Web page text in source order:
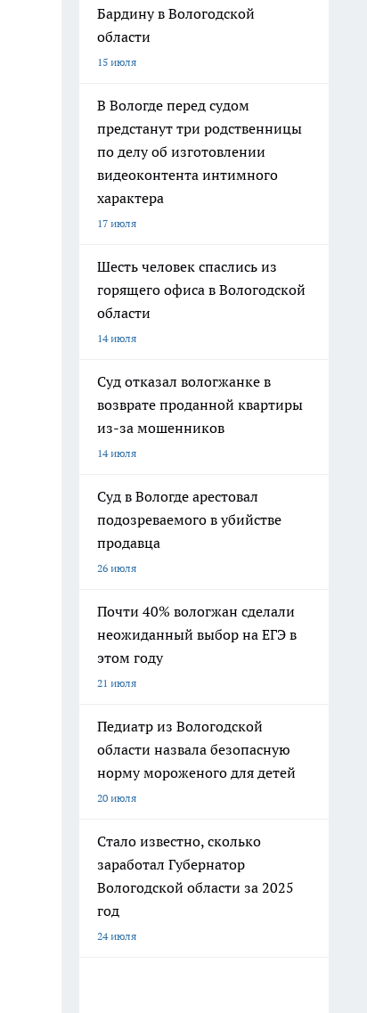
Бардину в Вологодской
области
15 июля
В Вологде перед судом
предстанут три родственницы
по делу об изготовлении
видеоконтента интимного
характера
17 июля
Шесть человек спаслись из
горящего офиса в Вологодской
области
14 июля
Суд отказал вологжанке в
возврате проданной квартиры
из-за мошенников
14 июля
Суд в Вологде арестовал
подозреваемого в убийстве
продавца
26 июля
Почти 40% вологжан сделали
неожиданный выбор на ЕГЭ в
этом году
21 июля
Педиатр из Вологодской
области назвала безопасную
норму мороженого для детей
20 июля
Стало известно, сколько
заработал Губернатор
Вологодской области за 2025
год
24 июля